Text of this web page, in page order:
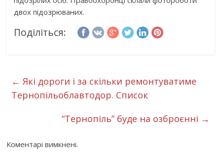
двох підозрюваних.
Поділіться:
← Які дороги і за скільки ремонтуватиме
Тернопільоблавтодор. Список
“Тернопіль” буде на озброєнні →
Коментарі вимкнені.